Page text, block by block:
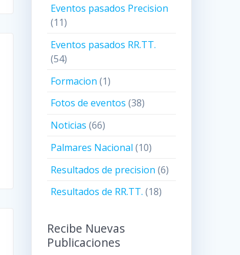
Eventos pasados Precision
(11)
Eventos pasados RR.TT.
(54)
Formacion (1)
Fotos de eventos (38)
Noticias (66)
Palmares Nacional (10)
Resultados de precision (6)
Resultados de RR.TT. (18)
Recibe Nuevas
Publicaciones